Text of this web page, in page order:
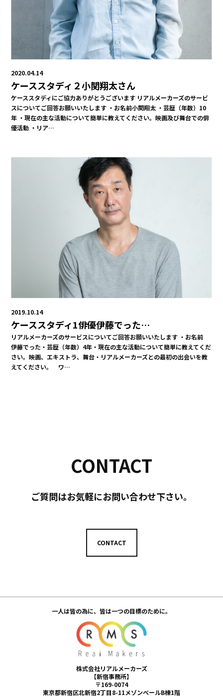
2020.04.14
ケーススタディ２小関翔太さん
ケーススタディにご協力ありがとうございます リアルメーカーズのサービ
スについてご回答お願いいたします ・お名前小関翔太 ・芸歴（年数）10
年 ・現在の主な活動について簡単に教えてください。映画及び舞台での俳
優活動 ・リア…
2019.10.14
ケーススタディ1俳優伊藤でった…
リアルメーカーズのサービスについてご回答お願いいたします ・お名前
伊藤でった・芸歴（年数）4年・現在の主な活動について簡単に教えてくだ
さい。映画、エキストラ、舞台・リアルメーカーズとの最初の出会いを教
えてください。 ワ…
CONTACT
ご質問はお気軽にお問い合わせ下さい。
CONTACT
一人は皆の為に、皆は一つの目標のために。
株式会社リアルメーカーズ
【新宿事務所】
〒169-0074
東京都新宿区北新宿2丁目8-11メゾンベールB棟1階